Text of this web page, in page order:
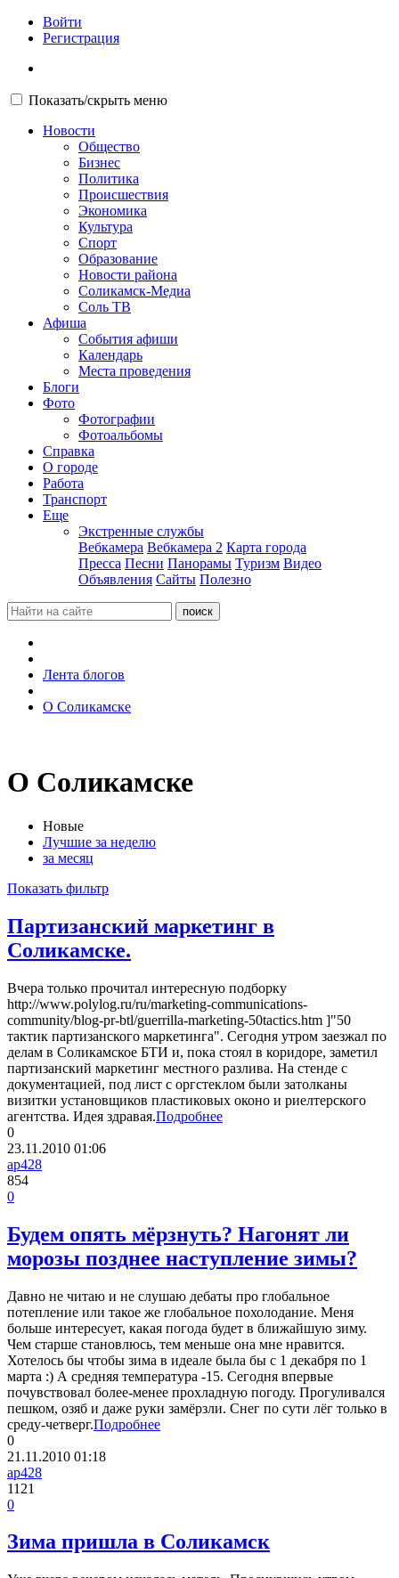
Войти
Регистрация
Показать/скрыть меню
Новости
Общество
Бизнес
Политика
Происшествия
Экономика
Культура
Спорт
Образование
Новости района
Соликамск-Медиа
Соль ТВ
Афиша
События афиши
Календарь
Места проведения
Блоги
Фото
Фотографии
Фотоальбомы
Справка
О городе
Работа
Транспорт
Еще
Экстренные службы
Вебкамера Вебкамера 2 Карта города
Пресса Песни Панорамы Туризм Видео
Объявления Сайты Полезно
Лента блогов
О Соликамске
О Соликамске
Новые
Лучшие за неделю
за месяц
Показать фильтр
Партизанский маркетинг в
Соликамске.
Вчера только прочитал интересную подборку
http://www.polylog.ru/ru/marketing-communications-
community/blog-pr-btl/guerrilla-marketing-50tactics.htm ]"50
тактик партизанского маркетинга". Сегодня утром заезжал по
делам в Соликамское БТИ и, пока стоял в коридоре, заметил
партизанский маркетинг местного разлива. На стенде с
документацией, под лист с оргстеклом были затолканы
визитки установщиков пластиковых оконо и риелтерского
агентства. Идея здравая.Подробнее
0
23.11.2010 01:06
ap428
854
0
Будем опять мёрзнуть? Нагонят ли
морозы позднее наступление зимы?
Давно не читаю и не слушаю дебаты про глобальное
потепление или такое же глобальное похолодание. Меня
больше интересует, какая погода будет в ближайшую зиму.
Чем старше становлюсь, тем меньше она мне нравится.
Хотелось бы чтобы зима в идеале была бы с 1 декабря по 1
марта :) А средняя температура -15. Сегодня впервые
почувствовал более-менее прохладную погоду. Прогуливался
пешком, озяб и даже руки замёрзли. Снег по сути лёг только в
среду-четверг.Подробнее
0
21.11.2010 01:18
ap428
1121
0
Зима пришла в Соликамск